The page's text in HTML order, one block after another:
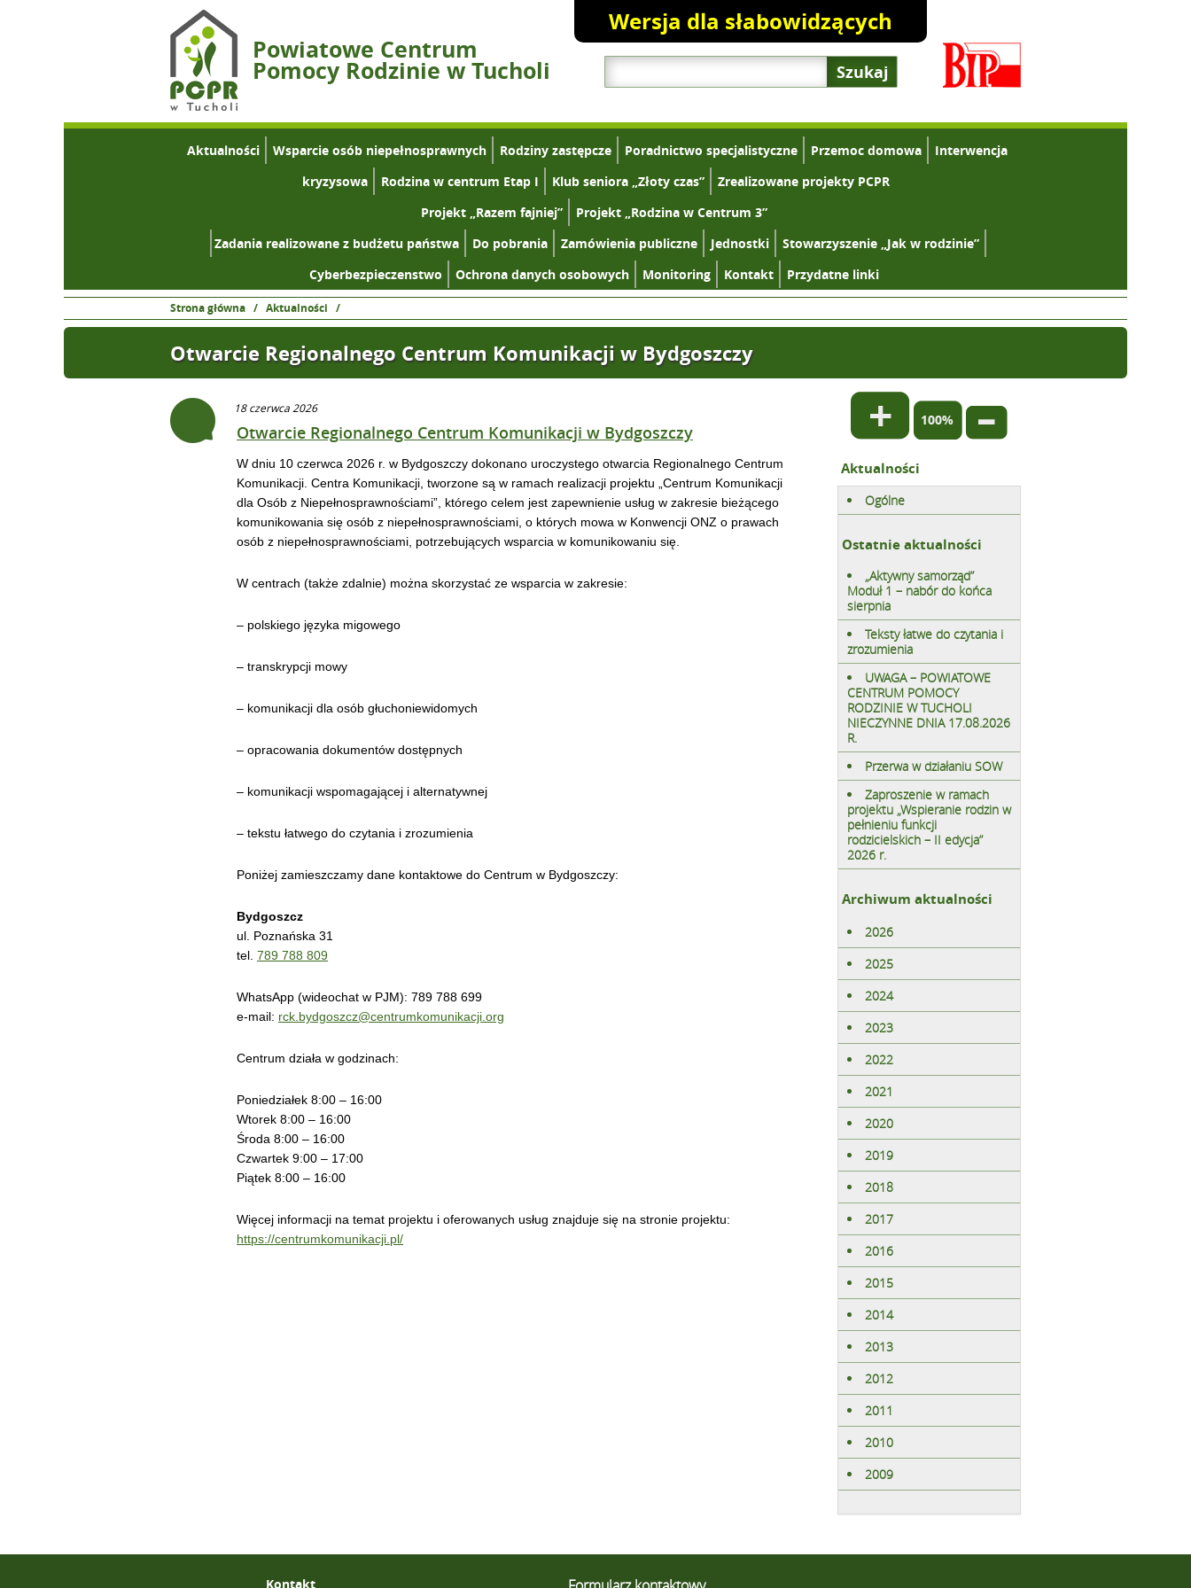
Powiatowe Centrum
Pomocy Rodzinie w Tucholi
Wersja dla słabowidzących
Aktualności Wsparcie osób niepełnosprawnych Rodziny zastępcze Poradnictwo specjalistyczne Przemoc domowa
Interwencja
kryzysowa
Rodzina w centrum Etap I Klub seniora „Złoty czas”
Zrealizowane projekty PCPR
Projekt „Razem fajniej”
Projekt „Rodzina w Centrum 3”
Zadania realizowane z budżetu państwa
Do pobrania Zamówienia publiczne Jednostki
Stowarzyszenie „Jak w rodzinie”
Cyberbezpieczenstwo
Ochrona danych osobowych Monitoring Kontakt Przydatne linki
Strona główna / Aktualności /
Otwarcie Regionalnego Centrum Komunikacji w Bydgoszczy
18 czerwca 2026
Otwarcie Regionalnego Centrum Komunikacji w Bydgoszczy
W dniu 10 czerwca 2026 r. w Bydgoszczy dokonano uroczystego otwarcia Regionalnego Centrum
Komunikacji. Centra Komunikacji, tworzone są w ramach realizacji projektu „Centrum Komunikacji
dla Osób z Niepełnosprawnościami”, którego celem jest zapewnienie usług w zakresie bieżącego
komunikowania się osób z niepełnosprawnościami, o których mowa w Konwencji ONZ o prawach
osób z niepełnosprawnościami, potrzebujących wsparcia w komunikowaniu się.
W centrach (także zdalnie) można skorzystać ze wsparcia w zakresie:
– polskiego języka migowego
– transkrypcji mowy
– komunikacji dla osób głuchoniewidomych
– opracowania dokumentów dostępnych
– komunikacji wspomagającej i alternatywnej
– tekstu łatwego do czytania i zrozumienia
Poniżej zamieszczamy dane kontaktowe do Centrum w Bydgoszczy:
Bydgoszcz
ul. Poznańska 31
tel. 789 788 809
WhatsApp (wideochat w PJM): 789 788 699
e-mail: rck.bydgoszcz@centrumkomunikacji.org
Centrum działa w godzinach:
Poniedziałek 8:00 – 16:00
Wtorek 8:00 – 16:00
Środa 8:00 – 16:00
Czwartek 9:00 – 17:00
Piątek 8:00 – 16:00
Więcej informacji na temat projektu i oferowanych usług znajduje się na stronie projektu:
https://centrumkomunikacji.pl/
Zwiększ
rozmiar
tekstu
Normalny
rozmiar
tekstu
Zmniejsz
rozmiar
tekstu
Aktualności
Ogólne
Ostatnie aktualności
„Aktywny samorząd”
Moduł 1 – nabór do końca
sierpnia
Teksty łatwe do czytania i
zrozumienia
UWAGA – POWIATOWE
CENTRUM POMOCY
RODZINIE W TUCHOLI
NIECZYNNE DNIA 17.08.2026
R.
Przerwa w działaniu SOW
Zaproszenie w ramach
projektu „Wspieranie rodzin w
pełnieniu funkcji
rodzicielskich – II edycja”
2026 r.
Archiwum aktualności
2026
2025
2024
2023
2022
2021
2020
2019
2018
2017
2016
2015
2014
2013
2012
2011
2010
2009
Kontakt